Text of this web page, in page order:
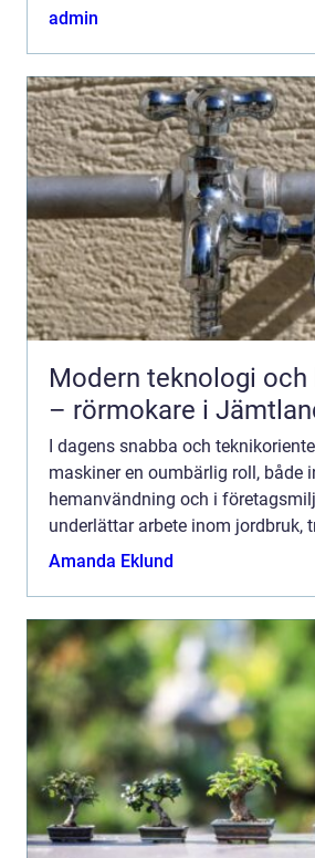
konstruktion och ...
admin
Modern teknologi och
– rörmokare i
I dagens snabba och
maskiner en oumbärlig roll, både
hemanvändning och i
underlättar arbete inom jordbruk,
konstruktion och ...
Amanda Eklund